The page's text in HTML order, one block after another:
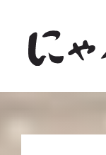
content